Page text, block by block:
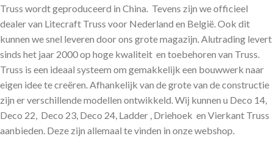
Truss wordt geproduceerd in China. Tevens zijn we officieel
dealer van Litecraft Truss voor Nederland en België. Ook dit
kunnen we snel leveren door ons grote magazijn. Alutrading levert
sinds het jaar 2000 op hoge kwaliteit en toebehoren van Truss.
Truss is een ideaal systeem om gemakkelijk een bouwwerk naar
eigen idee te creëren. Afhankelijk van de grote van de constructie
zijn er verschillende modellen ontwikkeld. Wij kunnen u Deco 14,
Deco 22, Deco 23, Deco 24, Ladder , Driehoek en Vierkant Truss
aanbieden. Deze zijn allemaal te vinden in onze webshop.